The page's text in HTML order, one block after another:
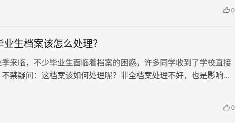
0
生档案该怎么处理？
来临，不少毕业生面临着档案的困惑。许多同学收到了学校直接
禁疑问：这档案该如何处理呢？非全档案处理不好，也是影响考
0